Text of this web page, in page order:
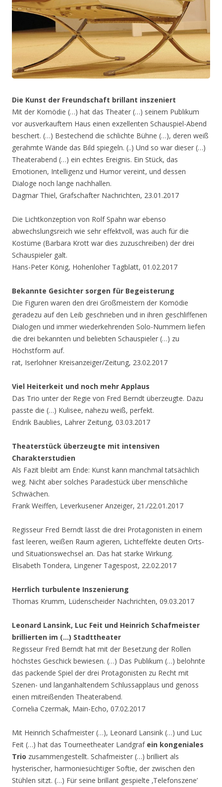
Die Kunst der Freundschaft brillant inszeniert
Mit der Komödie (…) hat das Theater (…) seinem Publikum
vor ausverkauftem Haus einen exzellenten Schauspiel-Abend
beschert. (…) Bestechend die schlichte Bühne (…), deren weiß
gerahmte Wände das Bild spiegeln. (..) Und so war dieser (…)
Theaterabend (…) ein echtes Ereignis. Ein Stück, das
Emotionen, Intelligenz und Humor vereint, und dessen
Dialoge noch lange nachhallen.
Dagmar Thiel, Grafschafter Nachrichten, 23.01.2017
Die Lichtkonzeption von Rolf Spahn war ebenso
abwechslungsreich wie sehr effektvoll, was auch für die
Kostüme (Barbara Krott war dies zuzuschreiben) der drei
Schauspieler galt.
Hans-Peter König, Hohenloher Tagblatt, 01.02.2017
Bekannte Gesichter sorgen für Begeisterung
Die Figuren waren den drei Großmeistern der Komödie
geradezu auf den Leib geschrieben und in ihren geschliffenen
Dialogen und immer wiederkehrenden Solo-Nummern liefen
die drei bekannten und beliebten Schauspieler (…) zu
Höchstform auf.
rat, Iserlohner Kreisanzeiger/Zeitung, 23.02.2017
Viel Heiterkeit und noch mehr Applaus
Das Trio unter der Regie von Fred Berndt überzeugte. Dazu
passte die (…) Kulisee, nahezu weiß, perfekt.
Endrik Baublies, Lahrer Zeitung, 03.03.2017
Theaterstück überzeugte mit intensiven
Charakterstudien
Als Fazit bleibt am Ende: Kunst kann manchmal tatsächlich
weg. Nicht aber solches Paradestück über menschliche
Schwächen.
Frank Weiffen, Leverkusener Anzeiger, 21./22.01.2017
Regisseur Fred Berndt lässt die drei Protagonisten in einem
fast leeren, weißen Raum agieren, Lichteffekte deuten Orts-
und Situationswechsel an. Das hat starke Wirkung.
Elisabeth Tondera, Lingener Tagespost, 22.02.2017
Herrlich turbulente Inszenierung
Thomas Krumm, Lüdenscheider Nachrichten, 09.03.2017
Leonard Lansink, Luc Feit und Heinrich Schafmeister
brillierten im (…) Stadttheater
Regisseur Fred Berndt hat mit der Besetzung der Rollen
höchstes Geschick bewiesen. (…) Das Publikum (…) belohnte
das packende Spiel der drei Protagonisten zu Recht mit
Szenen- und langanhaltendem Schlussapplaus und genoss
einen mitreißenden Theaterabend.
Cornelia Czermak, Main-Echo, 07.02.2017
Mit Heinrich Schafmeister (…), Leonard Lansink (…) und Luc
Feit (…) hat das Tourneetheater Landgraf ein kongeniales
Trio zusammengestellt. Schafmeister (…) brilliert als
hysterischer, harmoniesüchtiger Softie, der zwischen den
Stühlen sitzt. (…) Für seine brillant gespielte ‚Telefonszene’